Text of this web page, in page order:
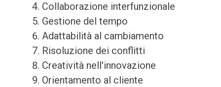
Collaborazione interfunzionale
Gestione del tempo
Adattabilità al cambiamento
Risoluzione dei conflitti
Creatività nell'innovazione
Orientamento al cliente